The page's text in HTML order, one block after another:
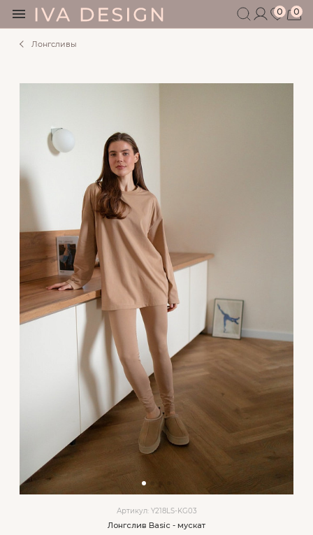
0 0
ДЕТЯМ
АКСЕССУАРЫ
СЕРТИФИКАТ
АКЦИИ
ШОУРУМ
+7 495 401 6950
Лонгсливы
Артикул: Y218LS-KG03
Лонгслив Basic - мускат